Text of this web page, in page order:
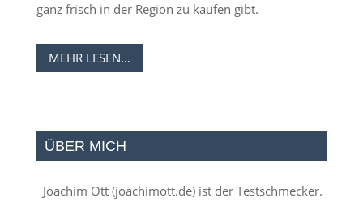
ganz frisch in der Region zu kaufen gibt.
MEHR LESEN…
ÜBER MICH
Joachim Ott (joachimott.de) ist der Testschmecker.